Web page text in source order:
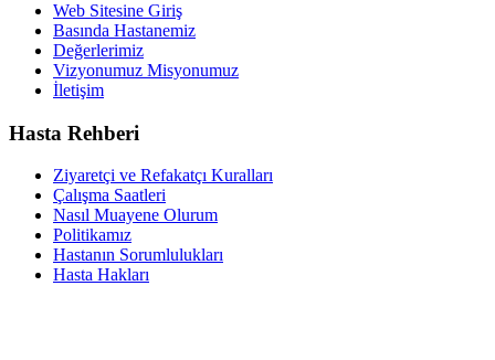
Web Sitesine Giriş
Basında Hastanemiz
Değerlerimiz
Vizyonumuz Misyonumuz
İletişim
Hasta Rehberi
Ziyaretçi ve Refakatçı Kuralları
Çalışma Saatleri
Nasıl Muayene Olurum
Politikamız
Hastanın Sorumlulukları
Hasta Hakları